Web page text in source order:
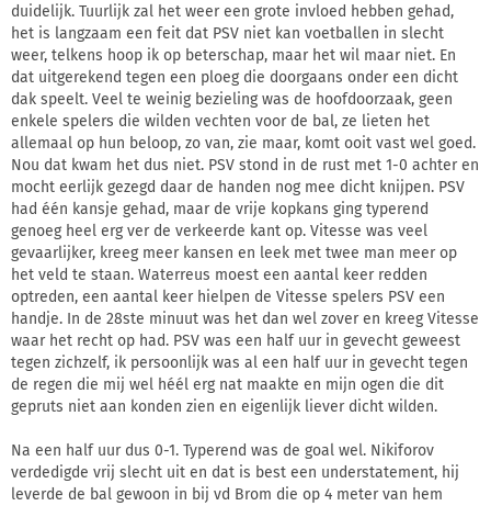
duidelijk. Tuurlijk zal het weer een grote invloed hebben gehad,
het is langzaam een feit dat PSV niet kan voetballen in slecht
weer, telkens hoop ik op beterschap, maar het wil maar niet. En
dat uitgerekend tegen een ploeg die doorgaans onder een dicht
dak speelt. Veel te weinig bezieling was de hoofdoorzaak, geen
enkele spelers die wilden vechten voor de bal, ze lieten het
allemaal op hun beloop, zo van, zie maar, komt ooit vast wel goed.
Nou dat kwam het dus niet. PSV stond in de rust met 1-0 achter en
mocht eerlijk gezegd daar de handen nog mee dicht knijpen. PSV
had één kansje gehad, maar de vrije kopkans ging typerend
genoeg heel erg ver de verkeerde kant op. Vitesse was veel
gevaarlijker, kreeg meer kansen en leek met twee man meer op
het veld te staan. Waterreus moest een aantal keer redden
optreden, een aantal keer hielpen de Vitesse spelers PSV een
handje. In de 28ste minuut was het dan wel zover en kreeg Vitesse
waar het recht op had. PSV was een half uur in gevecht geweest
tegen zichzelf, ik persoonlijk was al een half uur in gevecht tegen
de regen die mij wel héél erg nat maakte en mijn ogen die dit
gepruts niet aan konden zien en eigenlijk liever dicht wilden.
Na een half uur dus 0-1. Typerend was de goal wel. Nikiforov
verdedigde vrij slecht uit en dat is best een understatement, hij
leverde de bal gewoon in bij vd Brom die op 4 meter van hem